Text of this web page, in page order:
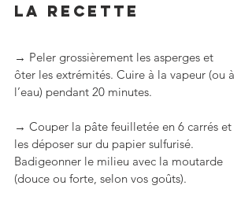
LA RECETTE
→ Peler grossièrement les asperges et
ôter les extrémités. Cuire à la vapeur (ou à
l’eau) pendant 20 minutes.
→ Couper la pâte feuilletée en 6 carrés et
les déposer sur du papier sulfurisé.
Badigeonner le milieu avec la moutarde
(douce ou forte, selon vos goûts).